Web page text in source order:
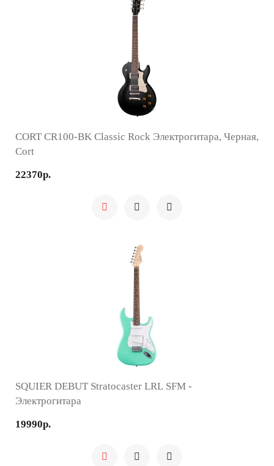
CORT CR100-BK Classic Rock Электрогитара, Черная,
Cort
22370р.
SQUIER DEBUT Stratocaster LRL SFM -
Электрогитара
19990р.